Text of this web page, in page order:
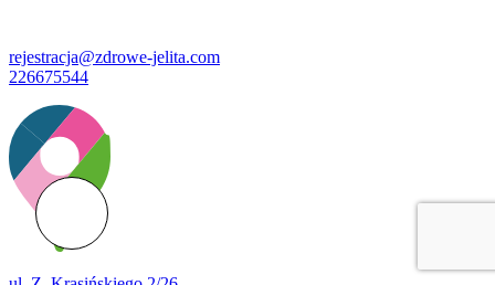
rejestracja@zdrowe-jelita.com
226675544